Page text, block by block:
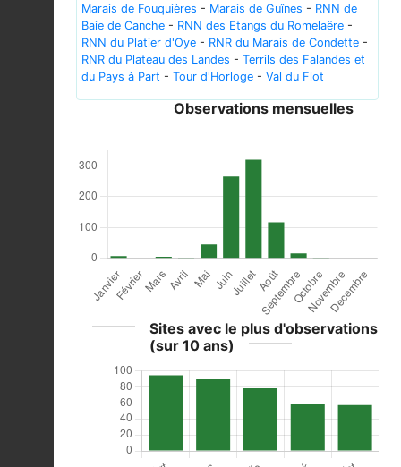
Marais de Fouquières - Marais de Guînes - RNN de
Baie de Canche - RNN des Etangs du Romelaëre -
RNN du Platier d'Oye - RNR du Marais de Condette -
RNR du Plateau des Landes - Terrils des Falandes et
du Pays à Part - Tour d'Horloge - Val du Flot
Observations mensuelles
Sites avec le plus d'observations
(sur 10 ans)